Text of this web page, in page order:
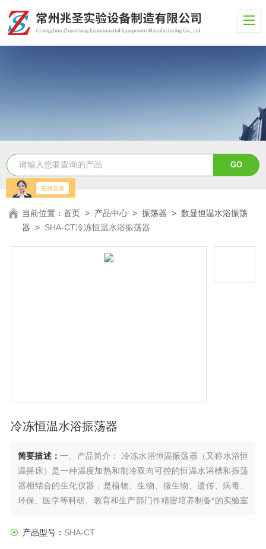
当前位置：首页 > 产品中心 >振荡器 >数显恒温水浴振荡
器 > SHA-CT冷冻恒温水浴振荡器
冷冻恒温水浴振荡器
简要描述：一、产品简介： 冷冻水浴恒温振荡器（又称水浴恒
温摇床）是一种温度加热和制冷双向可控的恒温水浴槽和振荡
器相结合的生化仪器，是植物、生物、微生物、遗传、病毒、
环保、医学等科研、教育和生产部门作精密培养制备*的实验室
花，无浪花飞溅。③设有机械定时。④万能弹簧试瓶架特别适
产品型号： SHA-CT